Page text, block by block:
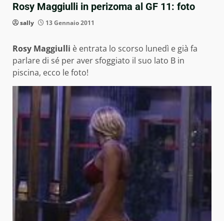
Rosy Maggiulli in perizoma al GF 11: foto
sally 13 Gennaio 2011
Rosy Maggiulli è entrata lo scorso lunedì e già fa
parlare di sé per aver sfoggiato il suo lato B in
piscina, ecco le foto!